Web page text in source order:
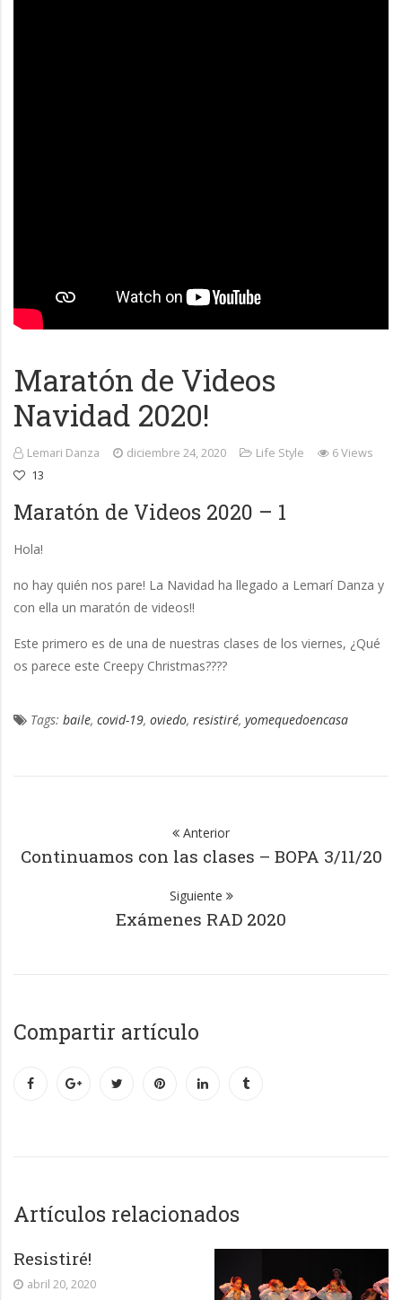
Maratón de Videos
Navidad 2020!
Lemari Danza diciembre 24, 2020 Life Style
6 Views
13
Maratón de Videos 2020 – 1
Hola!
no hay quién nos pare! La Navidad ha llegado a Lemarí Danza y
con ella un maratón de videos!!
Este primero es de una de nuestras clases de los viernes, ¿Qué
os parece este Creepy Christmas????
Tags: baile, covid-19, oviedo, resistiré, yomequedoencasa
Anterior
Continuamos con las clases – BOPA 3/11/20
Siguiente
Exámenes RAD 2020
Compartir artículo
Artículos relacionados
Resistiré!
abril 20, 2020